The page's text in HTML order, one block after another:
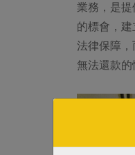
業務，是
的標會，
法律保障
無法還款的